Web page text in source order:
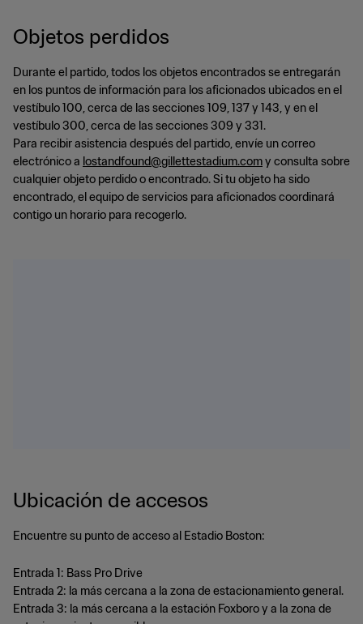
Objetos perdidos
Durante el partido, todos los objetos encontrados se entregarán
en los puntos de información para los aficionados ubicados en el
vestíbulo 100, cerca de las secciones 109, 137 y 143, y en el
vestíbulo 300, cerca de las secciones 309 y 331.
Para recibir asistencia después del partido, envíe un correo
electrónico a lostandfound@gillettestadium.comy consulta sobre
cualquier objeto perdido o encontrado. Si tu objeto ha sido
encontrado, el equipo de servicios para aficionados coordinará
contigo un horario para recogerlo.
Ubicación de accesos
Encuentre su punto de acceso al Estadio Boston:
Entrada 1: Bass Pro Drive
Entrada 2: la más cercana a la zona de estacionamiento general.
Entrada 3: la más cercana a la estación Foxboro y a la zona de